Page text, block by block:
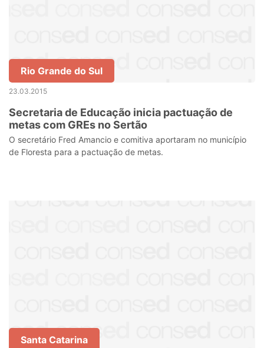
Rio Grande do Sul
23.03.2015
Secretaria de Educação inicia pactuação de
metas com GREs no Sertão
O secretário Fred Amancio e comitiva aportaram no município
de Floresta para a pactuação de metas.
Santa Catarina